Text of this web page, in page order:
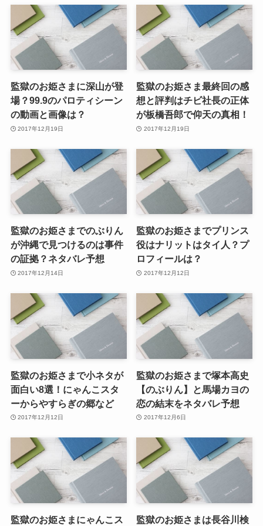
監獄のお姫さまに深山が登
場？99.9のパロティシーン
の動画と画像は？
2017年12月19日
監獄のお姫さま最終回の感
想と評判はチビ社長の正体
が板橋吾郎で仰天の真相！
2017年12月19日
監獄のお姫さまでのぶりん
が沖縄で見つけるのは事件
の証拠？ネタバレ予想
2017年12月14日
監獄のお姫さまでプリンス
役はナリットはタイ人？プ
ロフィールは？
2017年12月12日
監獄のお姫さまで小ネタが
面白い8選！にゃんこスタ
ーからやすらぎの郷など
2017年12月12日
監獄のお姫さまで塚本高史
【のぶりん】と馬場カヨの
恋の結末をネタバレ予想
2017年12月6日
監獄のお姫さまにゃんこス
監獄のお姫さまは長谷川検